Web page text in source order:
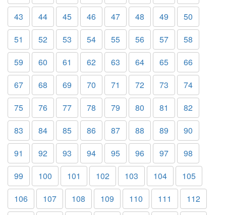
43
44 45 46 47 48 49
50
51
52 53 54 55 56 57
58
59
60 61 62 63 64 65
66
67
68 69 70 71 72 73
74
75
76 77 78 79 80 81
82
83
84 85 86 87 88 89
90
91
92 93 94 95 96 97
98
99
100 101 102 103 104
105
106
107 108 109 110 111
112